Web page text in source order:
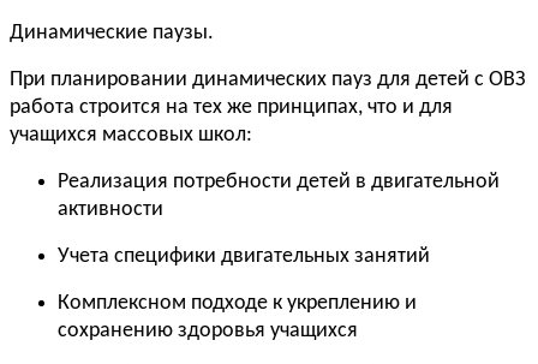
Динамические паузы.
При планировании динамических пауз для детей с ОВЗ
работа строится на тех же принципах, что и для
учащихся массовых школ:
Реализация потребности детей в двигательной
активности
Учета специфики двигательных занятий
Комплексном подходе к укреплению и
сохранению здоровья учащихся